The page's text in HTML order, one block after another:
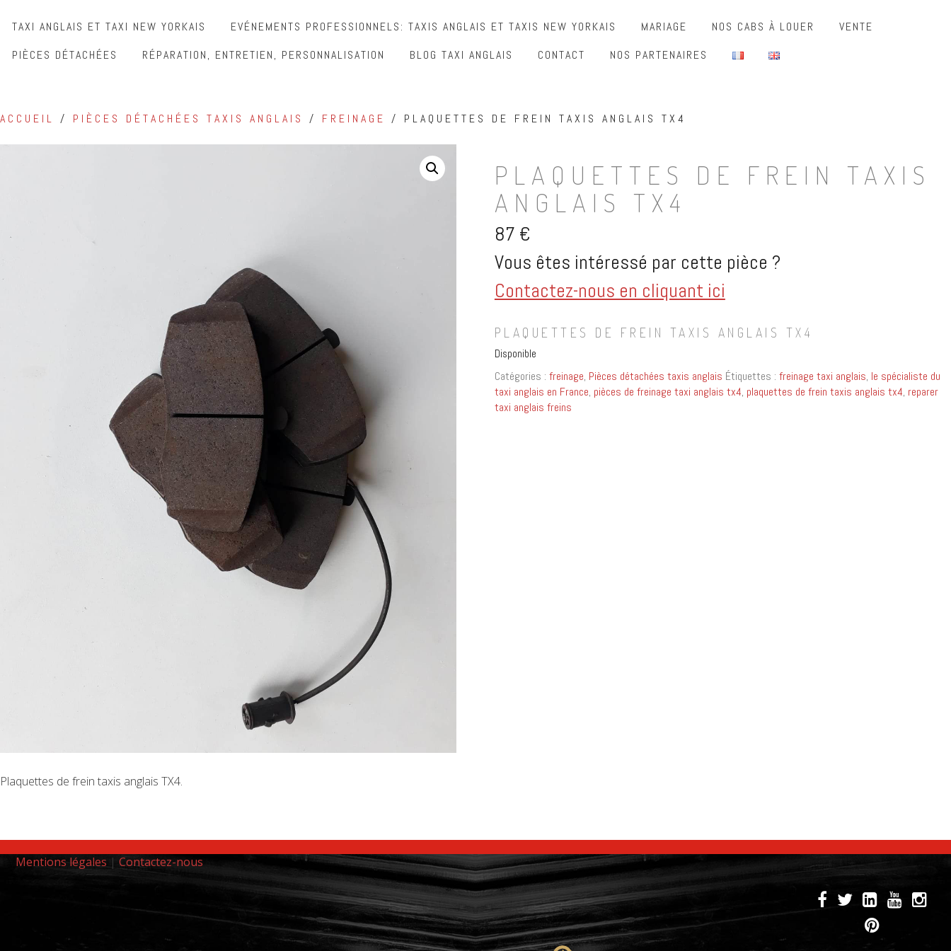
TAXI ANGLAIS ET TAXI NEW YORKAIS EVÉNEMENTS PROFESSIONNELS: TAXIS ANGLAIS ET TAXIS NEW YORKAIS MARIAGE NOS CABS À LOUER
VENTE
PIÈCES DÉTACHÉES
RÉPARATION, ENTRETIEN, PERSONNALISATION BLOG TAXI ANGLAIS CONTACT NOS PARTENAIRES
ACCUEIL / PIÈCES DÉTACHÉES TAXIS ANGLAIS / FREINAGE / PLAQUETTES DE FREIN TAXIS ANGLAIS TX4
PLAQUETTES DE FREIN TAXIS
ANGLAIS TX4
87 €
Vous êtes intéressé par cette pièce ?
Contactez-nous en cliquant ici
PLAQUETTES DE FREIN TAXIS ANGLAIS TX4
Disponible
Catégories : freinage, Pièces détachées taxis anglais Étiquettes : freinage taxi anglais, le spécialiste du
taxi anglais en France, pièces de freinage taxi anglais tx4, plaquettes de frein taxis anglais tx4, reparer
taxi anglais freins
Plaquettes de frein taxis anglais TX4.
Mentions légales | Contactez-nous